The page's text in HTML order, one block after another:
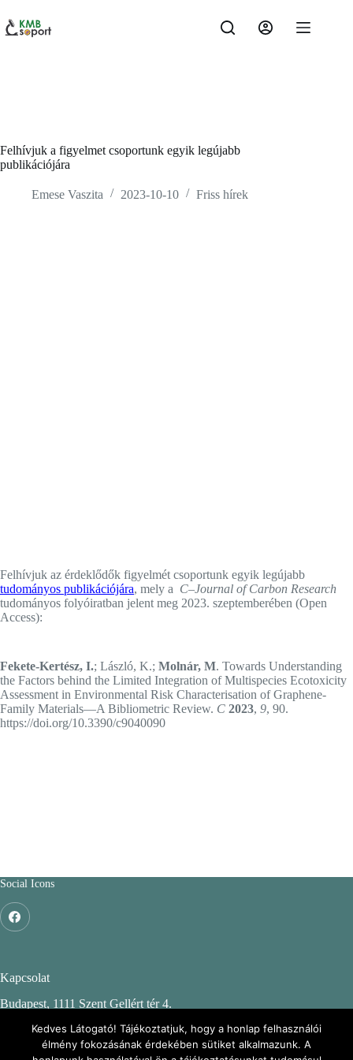
content
Felhívjuk a figyelmet csoportunk egyik legújabb
publikációjára
Emese Vaszita 2023-10-10 Friss hírek
Felhívjuk az érdeklődők figyelmét csoportunk egyik legújabb
tudományos publikációjára, mely a C–Journal of Carbon Research
tudományos folyóiratban jelent meg 2023. szeptemberében (Open
Access):
Fekete-Kertész, I.; László, K.; Molnár, M. Towards Understanding
the Factors behind the Limited Integration of Multispecies Ecotoxicity
Assessment in Environmental Risk Characterisation of Graphene-
Family Materials—A Bibliometric Review. C 2023, 9, 90.
https://doi.org/10.3390/c9040090
Social Icons
Kapcsolat
Budapest, 1111 Szent Gellért tér 4.
Budapesti Műszaki és Gazdaságtudományi Egyetem
CH. épület, 2. emelet 244.
Kedves Látogató! Tájékoztatjuk, hogy a honlap felhasználói
élmény fokozásának érdekében sütiket alkalmazunk. A